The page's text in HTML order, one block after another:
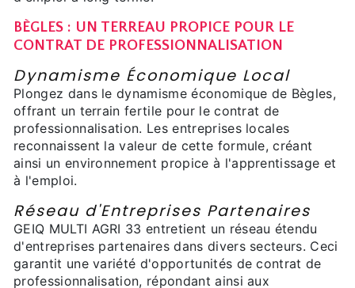
BÈGLES : UN TERREAU PROPICE POUR LE
CONTRAT DE PROFESSIONNALISATION
Dynamisme Économique Local
Plongez dans le dynamisme économique de Bègles,
offrant un terrain fertile pour le contrat de
professionnalisation. Les entreprises locales
reconnaissent la valeur de cette formule, créant
ainsi un environnement propice à l'apprentissage et
à l'emploi.
Réseau d'Entreprises Partenaires
GEIQ MULTI AGRI 33 entretient un réseau étendu
d'entreprises partenaires dans divers secteurs. Ceci
garantit une variété d'opportunités de contrat de
professionnalisation, répondant ainsi aux